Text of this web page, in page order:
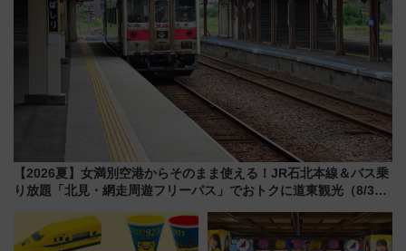
【2026夏】女満別空港からそのまま使える！JR石北本線＆バス乗
り放題「北見・網走周遊フリーパス」でおトクに道東観光（8/3発